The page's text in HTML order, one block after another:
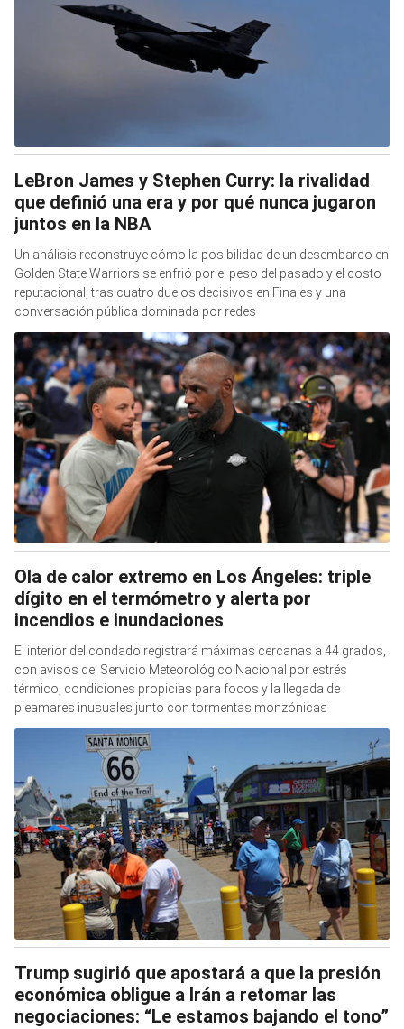
LeBron James y Stephen Curry: la rivalidad
que definió una era y por qué nunca jugaron
juntos en la NBA
Un análisis reconstruye cómo la posibilidad de un desembarco en
Golden State Warriors se enfrió por el peso del pasado y el costo
reputacional, tras cuatro duelos decisivos en Finales y una
conversación pública dominada por redes
Ola de calor extremo en Los Ángeles: triple
dígito en el termómetro y alerta por
incendios e inundaciones
El interior del condado registrará máximas cercanas a 44 grados,
con avisos del Servicio Meteorológico Nacional por estrés
térmico, condiciones propicias para focos y la llegada de
pleamares inusuales junto con tormentas monzónicas
Trump sugirió que apostará a que la presión
económica obligue a Irán a retomar las
negociaciones: “Le estamos bajando el tono”